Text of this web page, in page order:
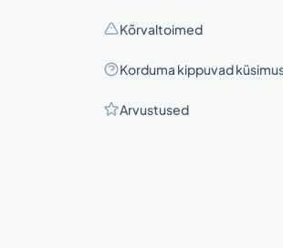
Kõrvaltoimed
Korduma kippuvad
Arvustused